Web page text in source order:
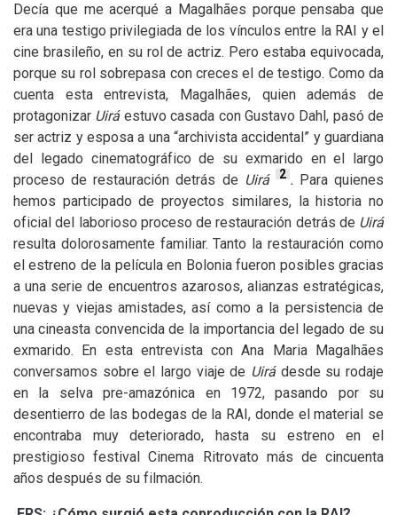
Decía que me acerqué a Magalhães porque pensaba que
era una testigo privilegiada de los vínculos entre la RAI y el
cine brasileño, en su rol de actriz. Pero estaba equivocada,
porque su rol sobrepasa con creces el de testigo. Como da
cuenta esta entrevista, Magalhães, quien además de
protagonizar Uiráestuvo casada con Gustavo Dahl, pasó de
ser actriz y esposa a una “archivista accidental” y guardiana
del legado cinematográfico de su exmarido en el largo
proceso de restauración detrás de Uirá 2 . Para quienes
hemos participado de proyectos similares, la historia no
oficial del laborioso proceso de restauración detrás de Uirá
resulta dolorosamente familiar. Tanto la restauración como
el estreno de la película en Bolonia fueron posibles gracias
a una serie de encuentros azarosos, alianzas estratégicas,
nuevas y viejas amistades, así como a la persistencia de
una cineasta convencida de la importancia del legado de su
exmarido. En esta entrevista con Ana Maria Magalhães
conversamos sobre el largo viaje de Uirádesde su rodaje
en la selva pre-amazónica en 1972, pasando por su
desentierro de las bodegas de la RAI, donde el material se
encontraba muy deteriorado, hasta su estreno en el
prestigioso festival Cinema Ritrovato más de cincuenta
años después de su filmación.